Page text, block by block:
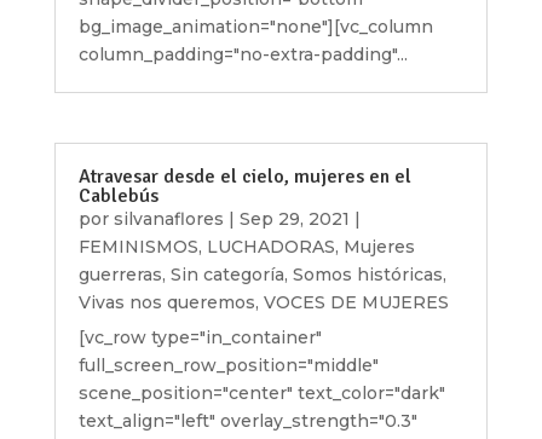
bg_image_animation="none"][vc_column
column_padding="no-extra-padding"...
Atravesar desde el cielo, mujeres en el
Cablebús
por silvanaflores | Sep 29, 2021 |
FEMINISMOS, LUCHADORAS, Mujeres
guerreras, Sin categoría, Somos históricas,
Vivas nos queremos, VOCES DE MUJERES
[vc_row type="in_container"
full_screen_row_position="middle"
scene_position="center" text_color="dark"
text_align="left" overlay_strength="0.3"